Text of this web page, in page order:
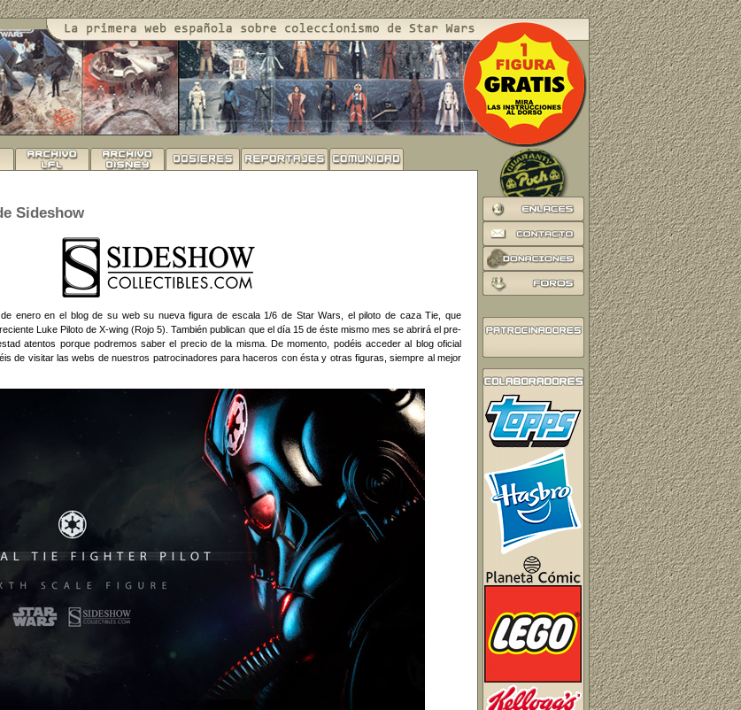
Sideshow
enero en el blog de su web su nueva figura de escala 1/6 de Star Wars, el piloto de caza Tie, que
Luke Piloto de X-wing (Rojo 5). También publican que el día 15 de éste mismo mes se abrirá el pre-
atentos porque podremos saber el precio de la misma. De momento, podéis acceder al blog oficial
de visitar las webs de nuestros patrocinadores para haceros con ésta y otras figuras, siempre al mejor